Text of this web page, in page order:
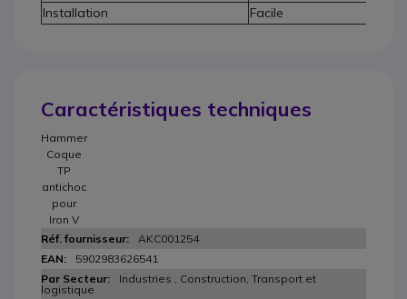
Installation
Facile
Caractéristiques techniques
Hammer
Coque
TP
antichoc
pour
Iron V
AKC001254
5902983626541
Industries , Construction, Transport et
logistique